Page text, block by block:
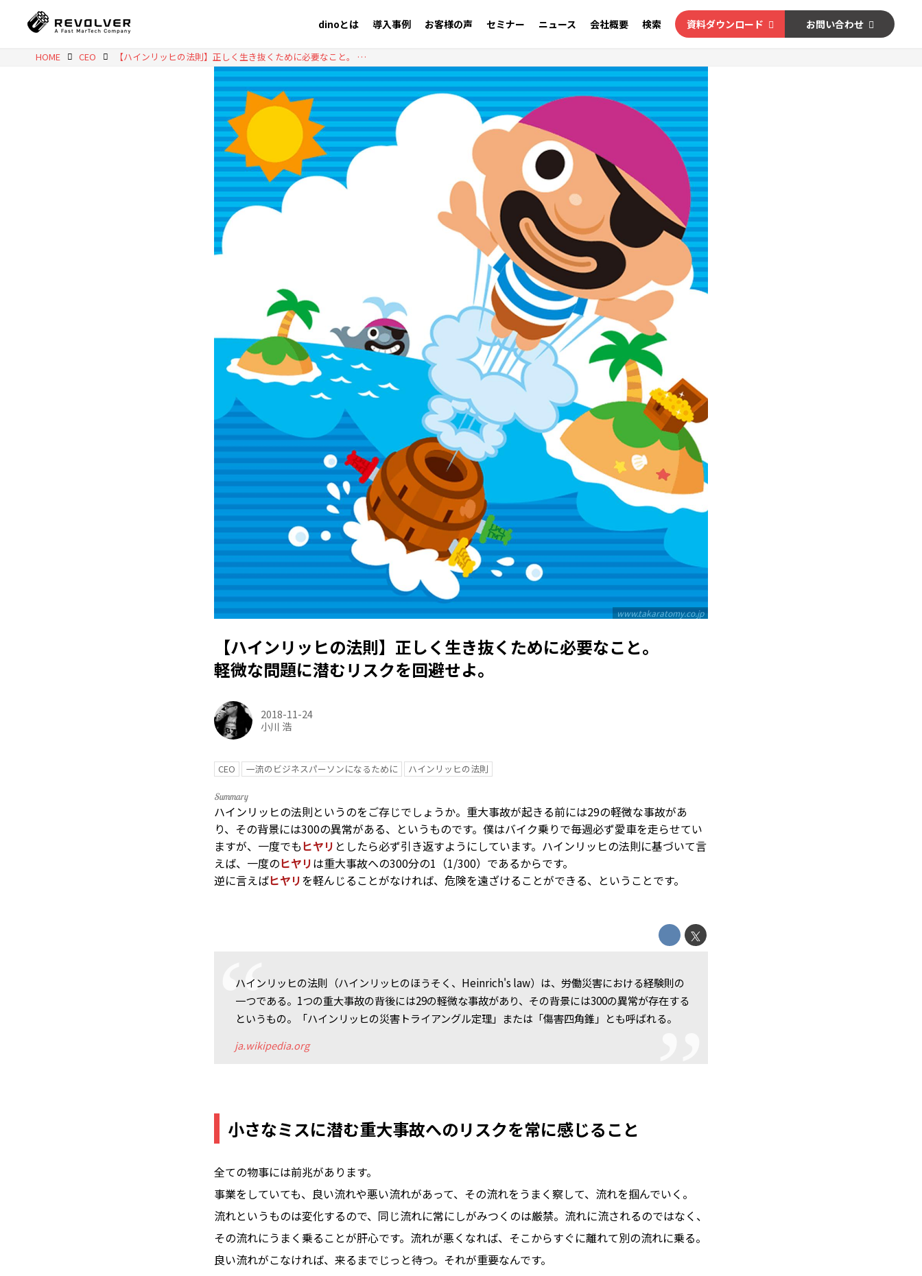
dinoとは 導入事例 お客様の声 セミナー ニュース 会社概要 検索 資料ダウンロード お問い合わせ
HOME CEO 【ハインリッヒの法則】正しく生き抜くために必要なこと。 軽微な問題に潜むリスクを回避せよ。
www.takaratomy.co.jp
【ハインリッヒの法則】正しく生き抜くために必要なこと。
軽微な問題に潜むリスクを回避せよ。
2018-11-24
小川 浩
CEO 一流のビジネスパーソンになるために ハインリッヒの法則
ハインリッヒの法則というのをご存じでしょうか。重大事故が起きる前には29の軽微な事故があ
り、その背景には300の異常がある、というものです。僕はバイク乗りで毎週必ず愛車を走らせてい
ますが、一度でもヒヤリ としたら必ず引き返すようにしています。ハインリッヒの法則に基づいて言
えば、一度のヒヤリは重大事故への300分の1（1/300）であるからです。
逆に言えばヒヤリを軽んじることがなければ、危険を遠ざけることができる、ということです。
ハインリッヒの法則（ハインリッヒのほうそく、Heinrich's law）は、労働災害における経験則の
一つである。1つの重大事故の背後には29の軽微な事故があり、その背景には300の異常が存在する
というもの。「ハインリッヒの災害トライアングル定理」または「傷害四角錐」とも呼ばれる。
ja.wikipedia.org
小さなミスに潜む重大事故へのリスクを常に感じること
全ての物事には前兆があります。
事業をしていても、良い流れや悪い流れがあって、その流れをうまく察して、流れを掴んでいく。
流れというものは変化するので、同じ流れに常にしがみつくのは厳禁。流れに流されるのではなく、
その流れにうまく乗ることが肝心です。流れが悪くなれば、そこからすぐに離れて別の流れに乗る。
良い流れがこなければ、来るまでじっと待つ。それが重要なんです。